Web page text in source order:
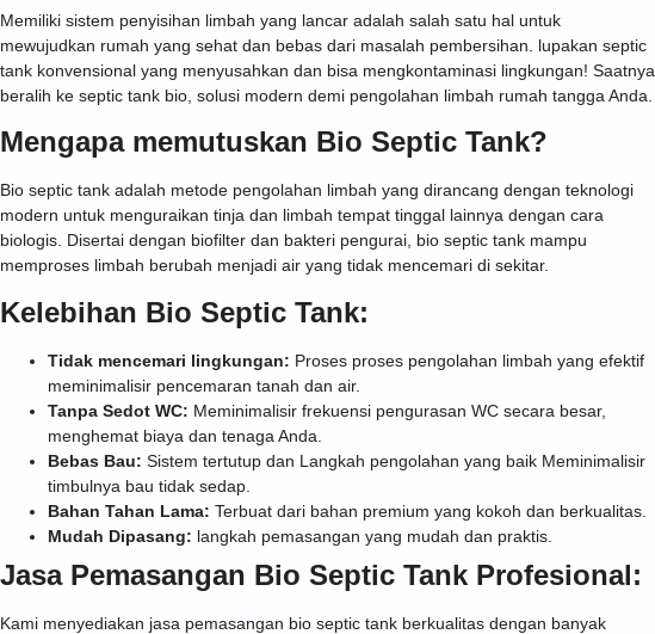
Memiliki sistem penyisihan limbah yang lancar adalah salah satu hal untuk
mewujudkan rumah yang sehat dan bebas dari masalah pembersihan. lupakan septic
tank konvensional yang menyusahkan dan bisa mengkontaminasi lingkungan! Saatnya
beralih ke septic tank bio, solusi modern demi pengolahan limbah rumah tangga Anda.
Mengapa memutuskan Bio Septic Tank?
Bio septic tank adalah metode pengolahan limbah yang dirancang dengan teknologi
modern untuk menguraikan tinja dan limbah tempat tinggal lainnya dengan cara
biologis. Disertai dengan biofilter dan bakteri pengurai, bio septic tank mampu
memproses limbah berubah menjadi air yang tidak mencemari di sekitar.
Kelebihan Bio Septic Tank:
Tidak mencemari lingkungan: Proses proses pengolahan limbah yang efektif
meminimalisir pencemaran tanah dan air.
Tanpa Sedot WC: Meminimalisir frekuensi pengurasan WC secara besar,
menghemat biaya dan tenaga Anda.
Bebas Bau: Sistem tertutup dan Langkah pengolahan yang baik Meminimalisir
timbulnya bau tidak sedap.
Bahan Tahan Lama: Terbuat dari bahan premium yang kokoh dan berkualitas.
Mudah Dipasang: langkah pemasangan yang mudah dan praktis.
Jasa Pemasangan Bio Septic Tank Profesional:
Kami menyediakan jasa pemasangan bio septic tank berkualitas dengan banyak